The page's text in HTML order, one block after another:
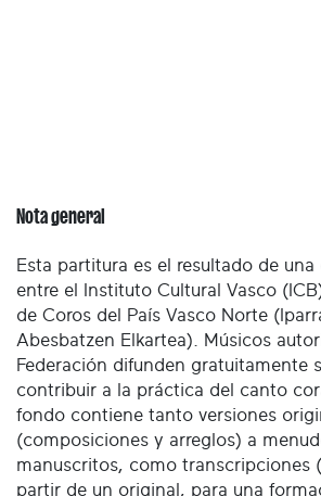
Nota general
Esta partitura es el resultado de
entre el Instituto Cultural Vasco
de Coros del País Vasco Norte
Abesbatzen Elkartea). Músicos
Federación difunden gratuitamente
contribuir a la práctica del canto
fondo contiene tanto versiones
(composiciones y arreglos) a
manuscritos, como transcripciones
partir de un original, para una